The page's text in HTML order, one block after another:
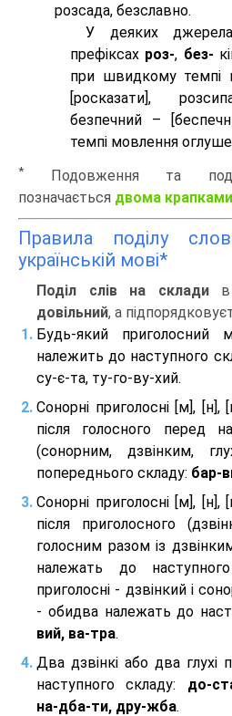
розсада, безславно.
У деяких
префіксах роз-, без-
при швидкому темпі
[росказати],
безпечний –
темпі мовлення
*
Подовження та
позначається двома крапками
Правила поділу
українській мові*
Поділ слів на складив
довільний, а
Будь-який приголосний
належить до наступного
су-є-та, ту-го-ву-хий.
Сонорні приголосні [м], [н],
після голосного перед
(сонорним, дзвінким,
попереднього складу: бар-
Сонорні приголосні [м], [н],
після приголосного
голосним разом із
належать до
приголосні - дзвінкий і
- обидва належать до
вий, ва-тра.
Два дзвінкі або два глухі
наступного складу: до-
на-дба-ти, дру-жба.